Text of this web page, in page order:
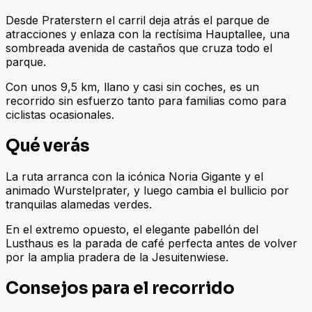
Desde Praterstern el carril deja atrás el parque de
atracciones y enlaza con la rectísima Hauptallee, una
sombreada avenida de castaños que cruza todo el
parque.
Con unos 9,5 km, llano y casi sin coches, es un
recorrido sin esfuerzo tanto para familias como para
ciclistas ocasionales.
Qué verás
La ruta arranca con la icónica Noria Gigante y el
animado Wurstelprater, y luego cambia el bullicio por
tranquilas alamedas verdes.
En el extremo opuesto, el elegante pabellón del
Lusthaus es la parada de café perfecta antes de volver
por la amplia pradera de la Jesuitenwiese.
Consejos para el recorrido